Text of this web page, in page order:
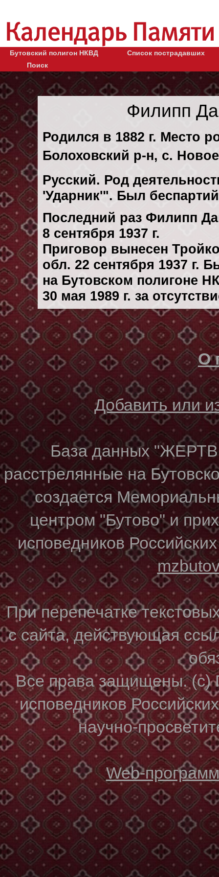
Бутовский полигон НКВД
Список пострадавших
Поиск
Филипп
Родился в 1882 г. Место
Болоховский р-н, с.
Русский. Род
'Ударник'". Был
Последний раз Филипп
8 сентября 1937 г.
Приговор вынесен
обл. 22 сентября 1937 г.
на Бутовском полигоне
30 мая 1989 г. за
О
Добавить или
База данных
расстрелянные на
создается
центром "Бутово" и
исповедников
При перепечатке
с сайта, действующая
Все права защищены. (с)
исповедников
научно-
Web-